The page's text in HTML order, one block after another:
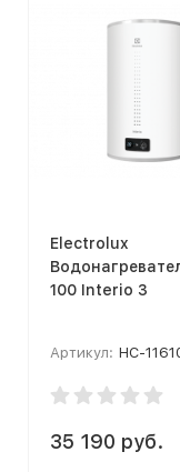
Electrolux
100 Interio 3
Артикул: НС-
35 190 руб.